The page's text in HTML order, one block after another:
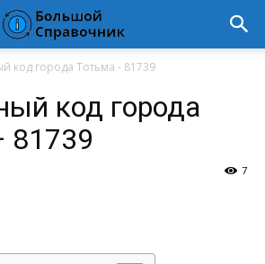
код города Тотьма - 81739
код города
81739
7